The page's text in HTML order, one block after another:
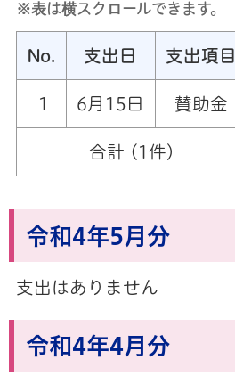
※表は横スクロールできます。
No. 支出日 支出項目
1 6月15日 賛助金
合計 (1件)
令和4年5月分
支出はありません
令和4年4月分